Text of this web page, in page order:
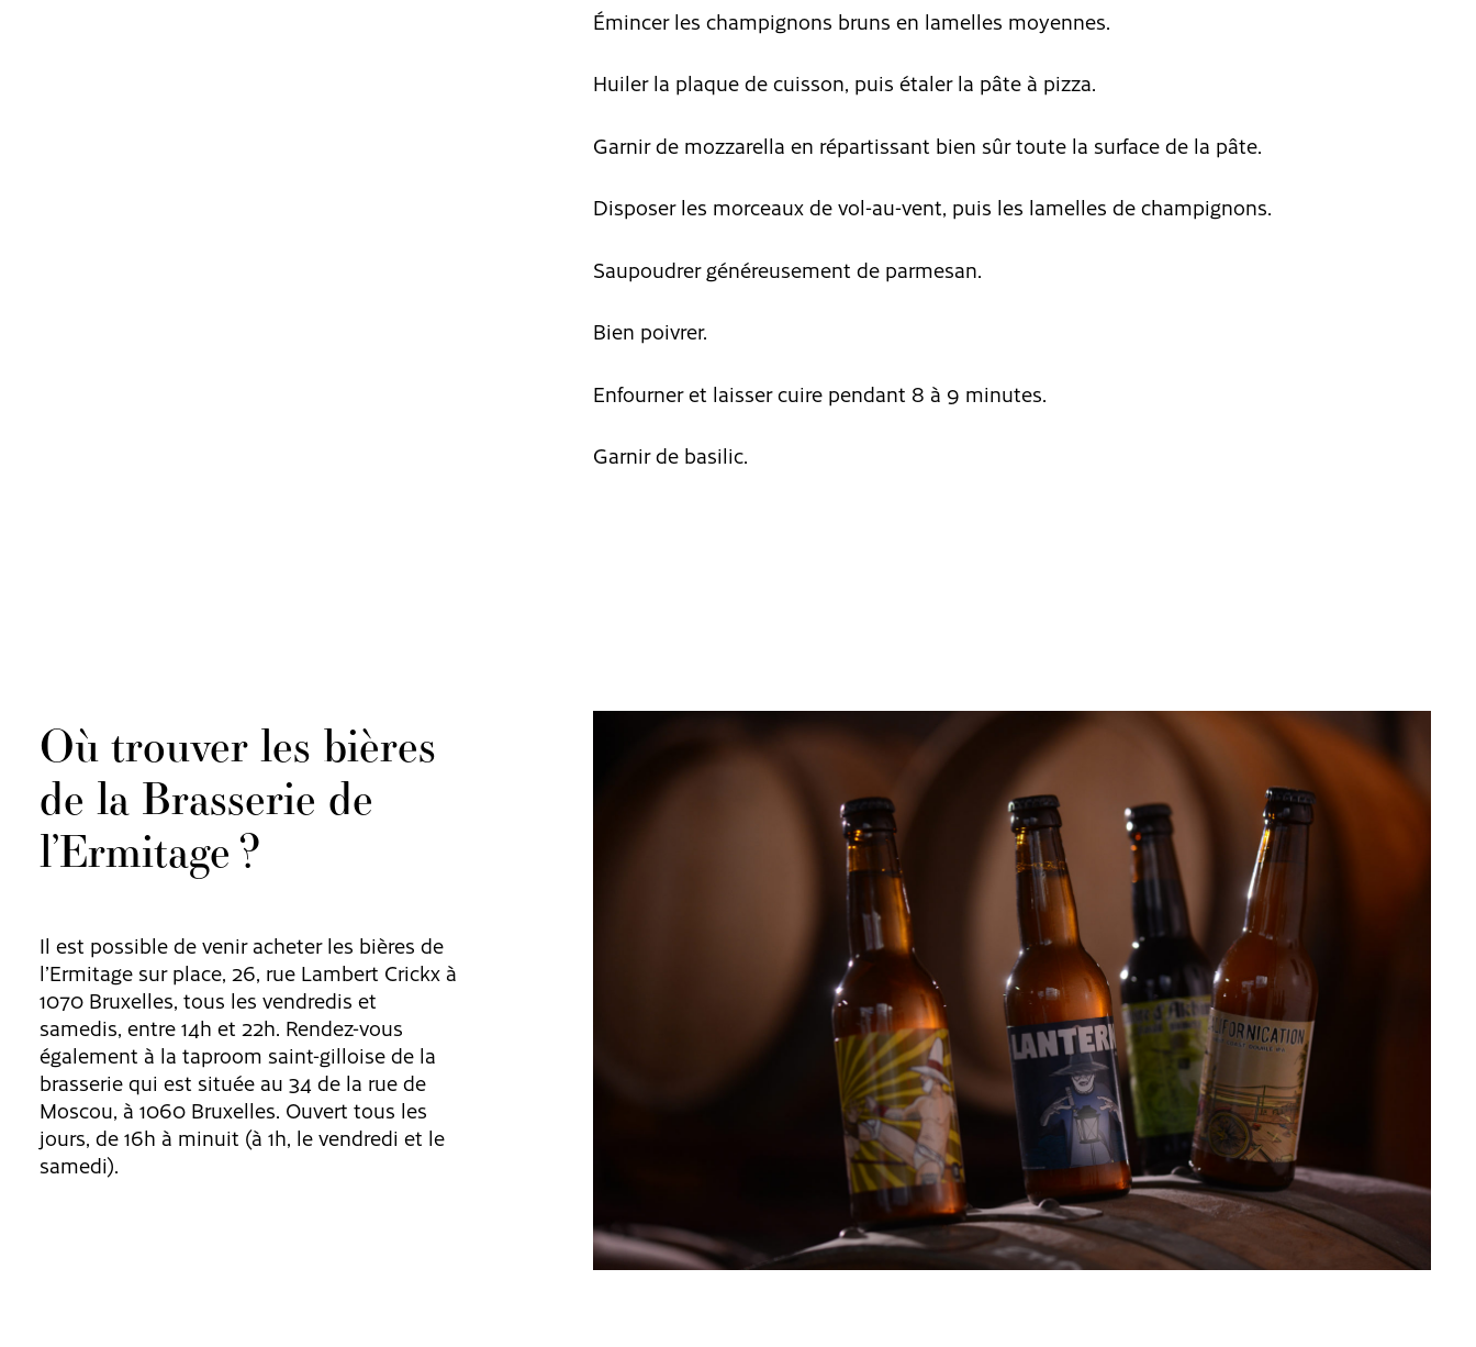
Émincer les champignons bruns en lamelles moyennes.
Huiler la plaque de cuisson, puis étaler la pâte à pizza.
Garnir de mozzarella en répartissant bien sûr toute la surface de la pâte.
Disposer les morceaux de vol-au-vent, puis les lamelles de champignons.
Saupoudrer généreusement de parmesan.
Bien poivrer.
Enfourner et laisser cuire pendant 8 à 9 minutes.
Garnir de basilic.
Où trouver les bières
de la Brasserie de
l’Ermitage ?
Il est possible de venir acheter les bières de
l’Ermitage sur place, 26, rue Lambert Crickx à
1070 Bruxelles, tous les vendredis et
samedis, entre 14h et 22h. Rendez-vous
également à la taproom saint-gilloise de la
brasserie qui est située au 34 de la rue de
Moscou, à 1060 Bruxelles. Ouvert tous les
jours, de 16h à minuit (à 1h, le vendredi et le
samedi).